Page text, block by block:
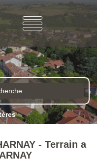
- Terrain a